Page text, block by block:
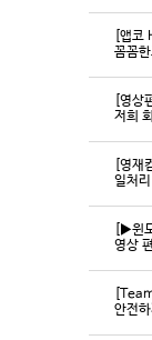
[앱코
꼼꼼
[영상
[영재
일처
[▶윈
영상
안전